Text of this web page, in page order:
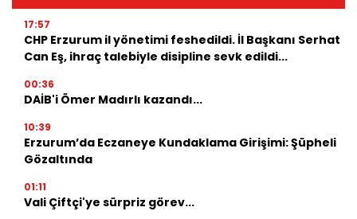
17:57
CHP Erzurum il yönetimi feshedildi. İl Başkanı Serhat
Can Eş, ihraç talebiyle disipline sevk edildi...
00:36
DAİB'i Ömer Madırlı kazandı...
10:39
Erzurum’da Eczaneye Kundaklama Girişimi: Şüpheli
Gözaltında
01:11
Vali Çiftçi'ye sürpriz görev...